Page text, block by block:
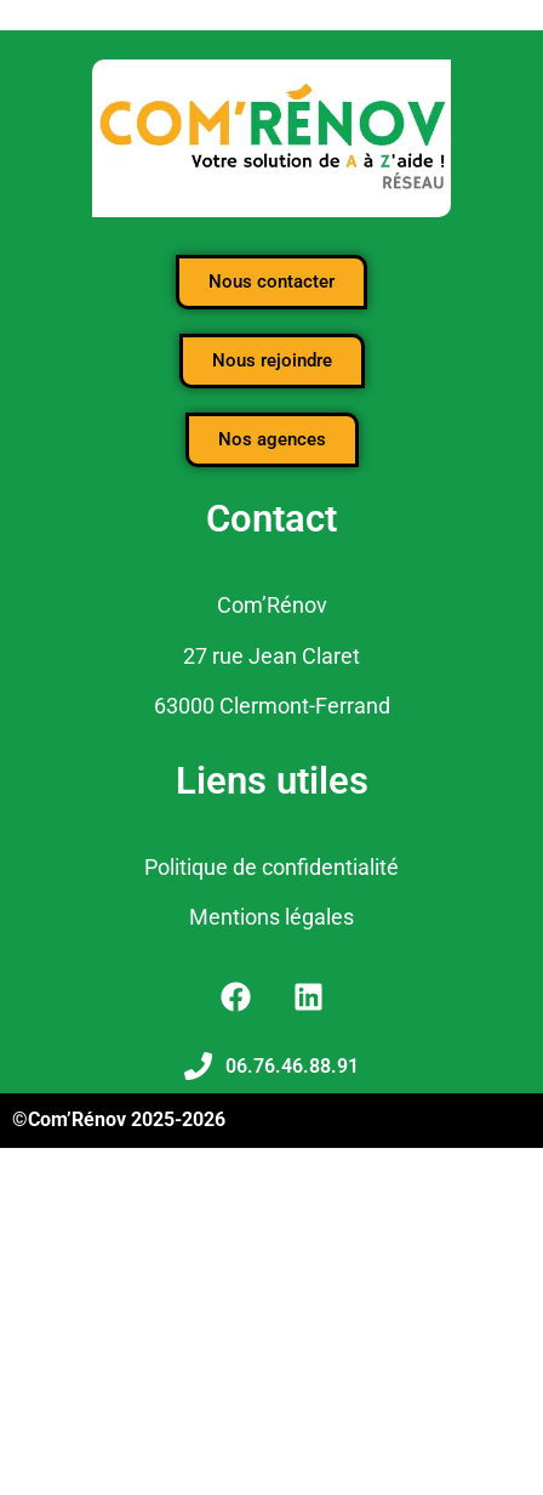
Nous contacter
Nous rejoindre
Nos agences
Contact
Com’Rénov
27 rue Jean Claret
63000 Clermont-Ferrand
Liens utiles
Politique de confidentialité
Mentions légales
06.76.46.88.91
©Com’Rénov 2025-2026